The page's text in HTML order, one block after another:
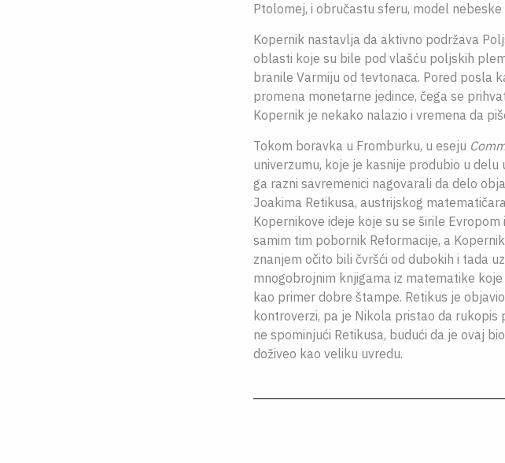
Ptolomej, i obručastu sferu, model nebeske
Kopernik nastavlja da aktivno podržava
oblasti koje su bile pod vlašću poljskih
branile Varmiju od tevtonaca. Pored posla
promena monetarne jedince, čega se
Kopernik je nekako nalazio i vremena da
Tokom boravka u Fromburku, u eseju
univerzumu, koje je kasnije produbio u delu
ga razni savremenici nagovarali da delo
Joakima Retikusa, austrijskog
Kopernikove ideje koje su se širile
samim tim pobornik Reformacije, a
znanjem očito bili čvršći od dubokih i tada
mnogobrojnim knjigama iz matematike
kao primer dobre štampe. Retikus je
kontroverzi, pa je Nikola pristao da
ne spominjući Retikusa, budući da je ovaj
doživeo kao veliku uvredu.